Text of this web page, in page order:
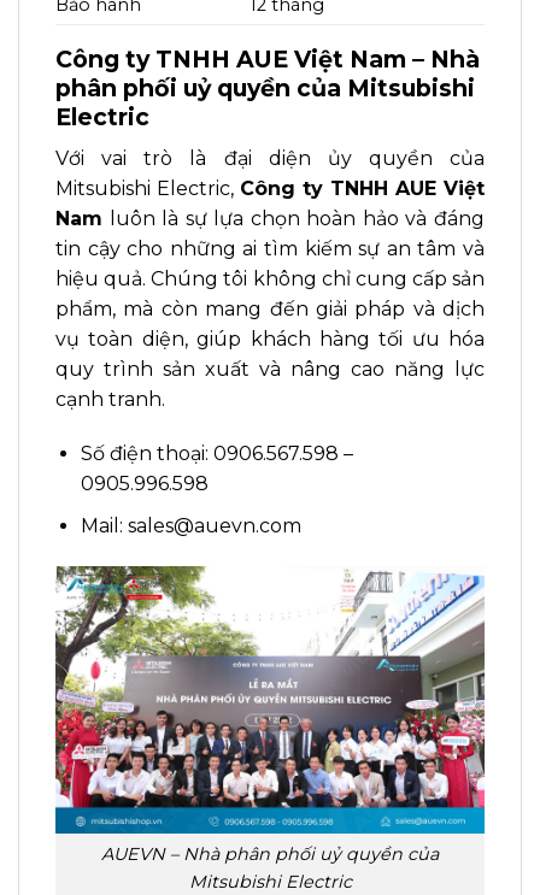
Bảo hành 12 tháng
Công ty TNHH AUE Việt Nam – Nhà
phân phối uỷ quyền của Mitsubishi
Electric
Với vai trò là đại diện ủy quyền của
Mitsubishi Electric, Công ty TNHH AUE Việt
Nam luôn là sự lựa chọn hoàn hảo và đáng
tin cậy cho những ai tìm kiếm sự an tâm và
hiệu quả. Chúng tôi không chỉ cung cấp sản
phẩm, mà còn mang đến giải pháp và dịch
vụ toàn diện, giúp khách hàng tối ưu hóa
quy trình sản xuất và nâng cao năng lực
cạnh tranh.
Số điện thoại: 0906.567.598 –
0905.996.598
Mail: sales@auevn.com
AUEVN – Nhà phân phối uỷ quyền của
Mitsubishi Electric